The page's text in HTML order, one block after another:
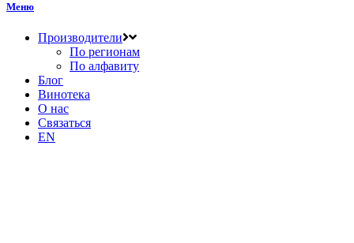
Меню
Производители
По регионам
По алфавиту
Блог
Винотека
О нас
Связаться
EN